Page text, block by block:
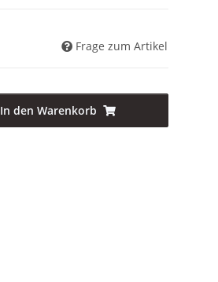
Frage zum Artikel
In den Warenkorb